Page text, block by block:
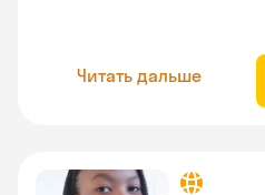
Читать дальше